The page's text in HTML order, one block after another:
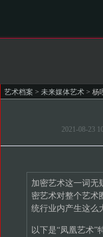
艺术档案 > 未来媒体艺术 > 杨
2021-08-23
加密艺术这一词无
密艺术对整个艺术
统行业内产生这么
以下是“凤凰艺术”